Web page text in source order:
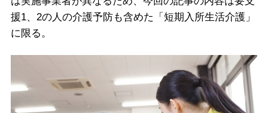
援1、2の人の介護予防も含めた「短期入所生活介護」
に限る。